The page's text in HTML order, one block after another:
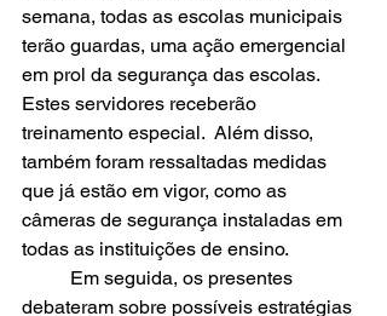
semana, todas as escolas municipais
terão guardas, uma ação emergencial
em prol da segurança das escolas.
Estes servidores receberão
treinamento especial.  Além disso,
também foram ressaltadas medidas
que já estão em vigor, como as
câmeras de segurança instaladas em
todas as instituições de ensino.
debateram sobre possíveis estratégias